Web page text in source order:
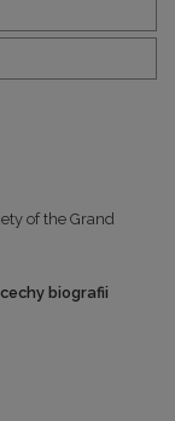
of the Grand
biografii